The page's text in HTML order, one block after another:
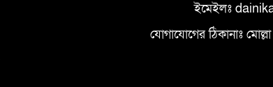
5
ইমেইলঃ
যোগাযোগের ঠিকানাঃ